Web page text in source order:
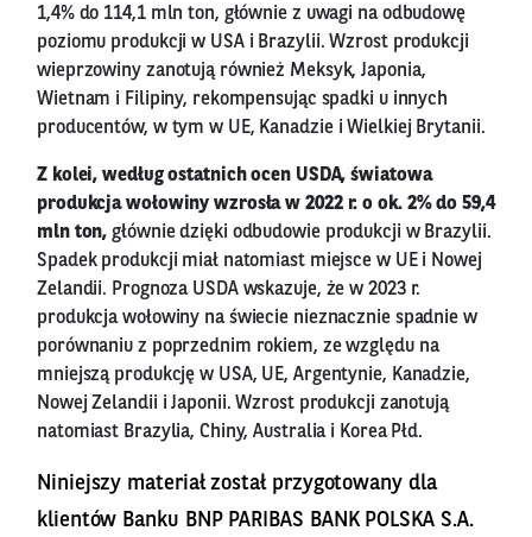
1,4% do 114,1 mln ton, głównie z uwagi na odbudowę
poziomu produkcji w USA i Brazylii. Wzrost produkcji
wieprzowiny zanotują również Meksyk, Japonia,
Wietnam i Filipiny, rekompensując spadki u innych
producentów, w tym w UE, Kanadzie i Wielkiej Brytanii.
Z kolei, według ostatnich ocen USDA, światowa
produkcja wołowiny wzrosła w 2022 r. o ok. 2% do 59,4
mln ton, głównie dzięki odbudowie produkcji w Brazylii.
Spadek produkcji miał natomiast miejsce w UE i Nowej
Zelandii. Prognoza USDA wskazuje, że w 2023 r.
produkcja wołowiny na świecie nieznacznie spadnie w
porównaniu z poprzednim rokiem, ze względu na
mniejszą produkcję w USA, UE, Argentynie, Kanadzie,
Nowej Zelandii i Japonii. Wzrost produkcji zanotują
natomiast Brazylia, Chiny, Australia i Korea Płd.
Niniejszy materiał został przygotowany dla
klientów Banku BNP PARIBAS BANK POLSKA S.A.